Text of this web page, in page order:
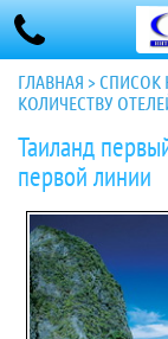
ГЛАВНАЯ >СПИСОК
КОЛИЧЕСТВУ
Таиланд
первой линии